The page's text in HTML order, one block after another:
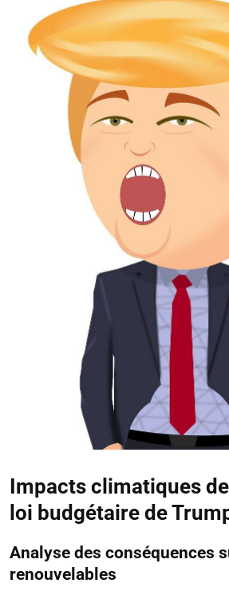
Impacts climatiques
loi budgétaire de
Analyse des conséquences
renouvelables